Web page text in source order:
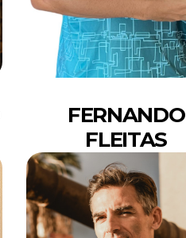
FERNANDO
FLEITAS